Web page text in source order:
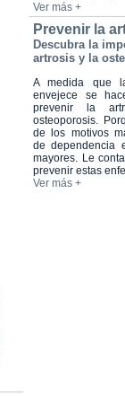
Ver más +
Prevenir la
Descubra la
artrosis y la
A medida que
envejece se
prevenir la
osteoporosis.
de los motivos
de dependencia
mayores. Le
prevenir estas
Ver más +